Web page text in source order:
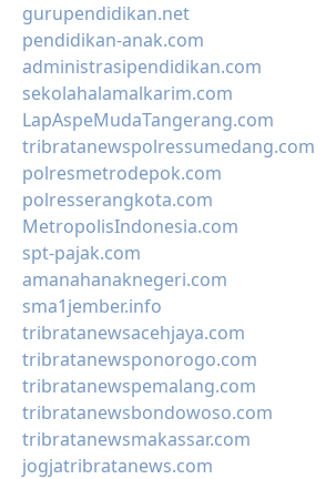
gurupendidikan.net
pendidikan-anak.com
administrasipendidikan.com
sekolahalamalkarim.com
LapAspeMudaTangerang.com
tribratanewspolressumedang.com
polresmetrodepok.com
polresserangkota.com
MetropolisIndonesia.com
spt-pajak.com
amanahanaknegeri.com
sma1jember.info
tribratanewsacehjaya.com
tribratanewsponorogo.com
tribratanewspemalang.com
tribratanewsbondowoso.com
tribratanewsmakassar.com
jogjatribratanews.com